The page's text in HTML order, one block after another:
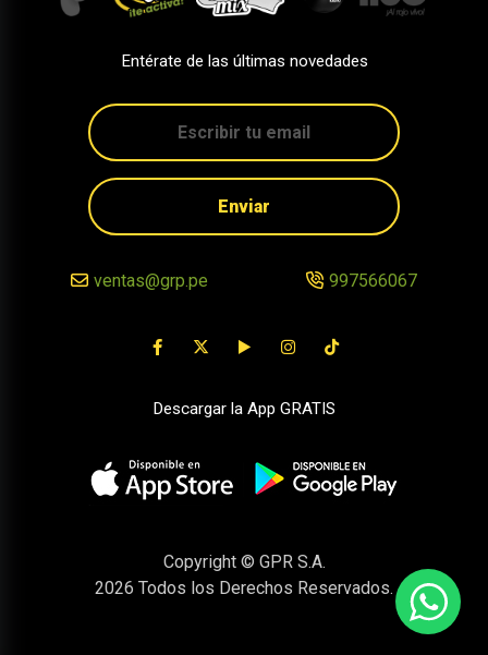
Entérate de las últimas novedades
Enviar
ventas@grp.pe 997566067
Descargar la App GRATIS
Copyright © GPR S.A.
2026 Todos los Derechos Reservados.